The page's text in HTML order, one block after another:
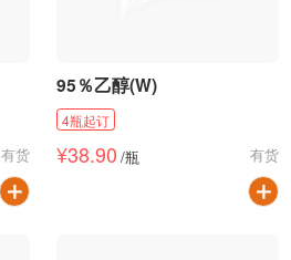
有货
95％乙醇(W)
4瓶起订
¥38.90 /瓶 有货